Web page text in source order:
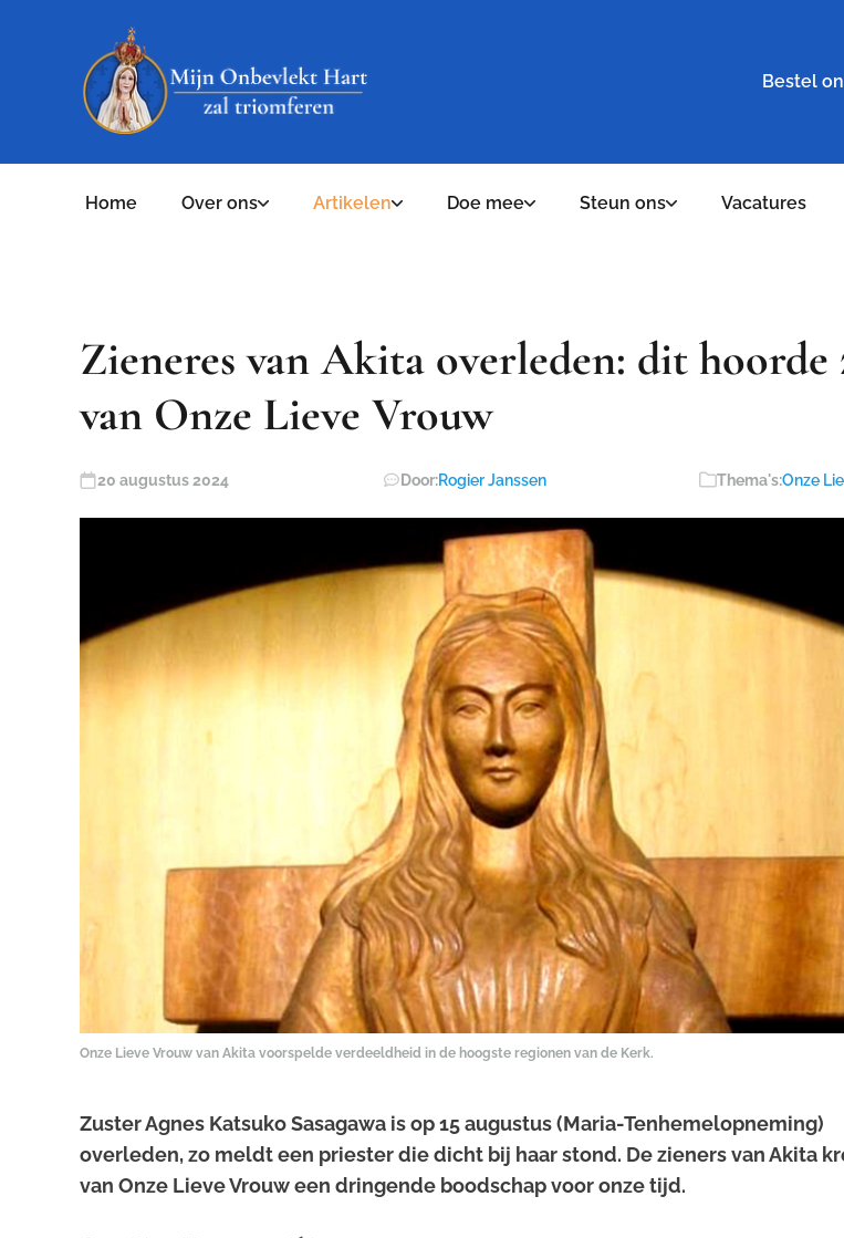
Bestel
Home Over ons Artikelen Doe mee Steun ons Vacatures
Zieneres van Akita overleden: dit hoorde
van Onze Lieve Vrouw
20 augustus 2024 Door:Rogier Janssen Thema's:Onze
Onze Lieve Vrouw van Akita voorspelde verdeeldheid in de hoogste regionen van de Kerk.
Zuster Agnes Katsuko Sasagawa is op 15 augustus (Maria-Tenhemelopneming)
overleden, zo meldt een priester die dicht bij haar stond. De zieners van Akita
van Onze Lieve Vrouw een dringende boodschap voor onze tijd.